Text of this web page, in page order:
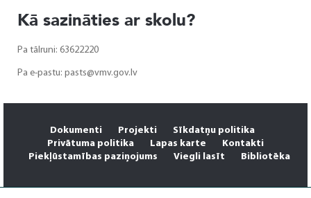
Kā sazināties ar skolu?
Pa tālruni: 63622220
Pa e-pastu: pasts@vmv.gov.lv
Dokumenti Projekti
Sīkdatņu politika
Privātuma politika
Lapas karte
Kontakti
Piekļūstamības paziņojums
Viegli lasīt Bibliotēka